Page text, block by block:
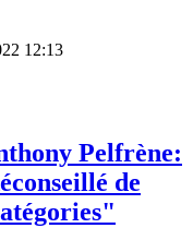
12:13
Pelfrène:
de